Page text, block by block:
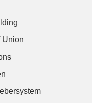
Union